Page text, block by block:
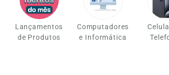
Lançamentos
de Produtos
Computadores
e Informática